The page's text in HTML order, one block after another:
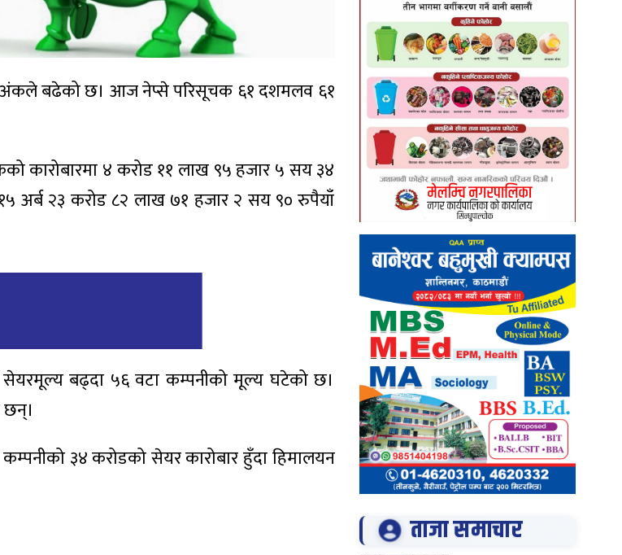
अंकले बढेको छ। आज नेप्से परिसूचक ६१ दशमलव ६१
कारोबारमा ४ करोड ११ लाख ९५ हजार ५ सय ३४
अर्ब २३ करोड ८२ लाख ७१ हजार २ सय ९० रुपैयाँ
बढ्दा ५६ वटा कम्पनीको मूल्य घटेको छ।
छन्।
३४ करोडको सेयर कारोबार हुँदा हिमालयन
ताजा समाचार